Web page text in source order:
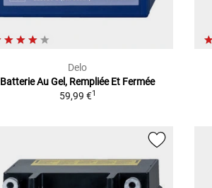
Delo
Batterie Au Gel, Rempliée Et Fermée
59,99 €1